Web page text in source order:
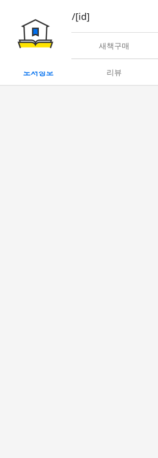
book/rent/[id]
대여 새책구매
도서정보 리뷰